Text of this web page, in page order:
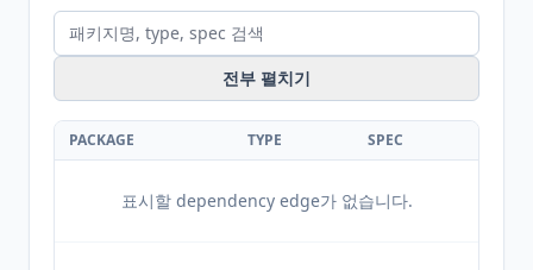
전부 펼치기
PACKAGE TYPE SPEC
표시할 dependency edge가 없습니다.